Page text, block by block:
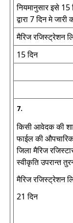
नियमानुसार इसे 15
द्वारा 7 दिन मे
मैरिज रजिस्ट्रेशन
15 दिन
7.
किसी आवेदक की
फाईल की
जिला मैरिज
स्वीकृति उपरान्त
मैरिज रजिस्ट्रेशन
21 दिन